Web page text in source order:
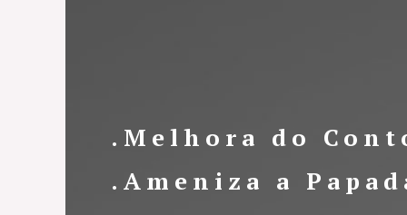
.Melhora do
.Ameniza a